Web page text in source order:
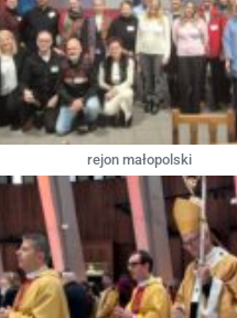
rejon małopolski